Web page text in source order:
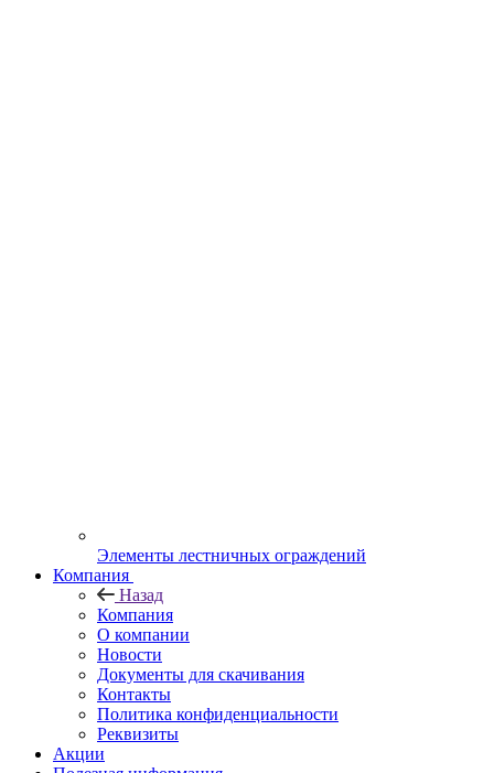
Элементы лестничных ограждений
Компания
Назад
Компания
О компании
Новости
Документы для скачивания
Контакты
Политика конфиденциальности
Реквизиты
Акции